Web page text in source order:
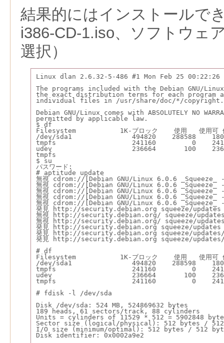
結果的にはインストールで
i386-CD-1.iso、ソフトウェ
選択）
Linux dlan 2.6.32-5-486 #1 Mon Feb 25 00:22:26
The programs included with the Debian GNU/
the exact distribution terms for each program
individual files in /usr/share/doc/*/copyright.
Debian GNU/Linux comes with ABSOLUTELY NO
permitted by applicable law.
$ df
Filesystem           1K-ブロック    使用   使用可 使
/dev/sda1               494820    288588
tmpfs                   241160         0
udev                    236664       100
tmpfs
$ su
パスワード:
# aptitude update
無視 cdrom://[Debian GNU/Linux 6.0.6
無視 cdrom://[Debian GNU/Linux 6.0.6
無視 cdrom://[Debian GNU/Linux 6.0.6
無視 cdrom://[Debian GNU/Linux 6.0.6
無視 cdrom://[Debian GNU/Linux 6.0.6
発見 http://security.debian.org squeeze/updates
無視 http://security.debian.org/ squeeze/
無視 http://security.debian.org/ squeeze/
発見 http://security.debian.org squeeze/updates
発見 http://security.debian.org squeeze/updates/
発見 http://security.debian.org squeeze/updates/
# df
Filesystem           1K-ブロック    使用   使用可 使
/dev/sda1               494820    288598
tmpfs                   241160         0
udev                    236664       100
tmpfs                   241160         0
# fdisk -l /dev/sda
Disk /dev/sda: 524 MB, 524869632 bytes
189 heads, 61 sectors/track, 88 cylinders
Units = cylinders of 11529 * 512 = 5902848
Sector size (logical/physical): 512 bytes /
I/O size (minimum/optimal): 512 bytes / 512
Disk identifier: 0x0002a9e2